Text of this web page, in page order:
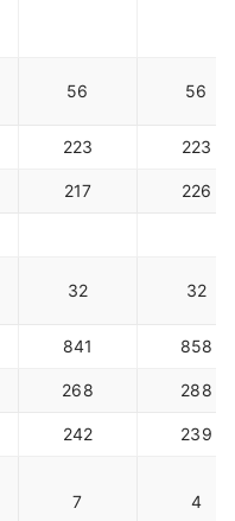
56 56
223 223
217 226
32 32
841 858
268 288
242 239
7 4